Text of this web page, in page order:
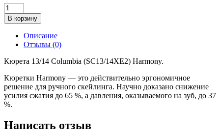
В корзину
Описание
Отзывы (0)
Кюрета 13/14 Columbia (SC13/14XE2) Harmony.
Кюретки Harmony — это действительно эргономичное
решение для ручного скейлинга. Научно доказано снижение
усилия сжатия до 65 %, а давления, оказываемого на зуб, до 37
%.
Написать отзыв